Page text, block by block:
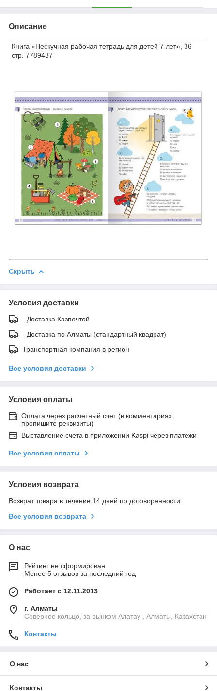
Описание
Книга «Нескучная рабочая тетрадь для детей 7 лет», 36
стр. 7789437
Скрыть
Условия доставки
- Доставка Казпочтой
- Доставка по Алматы (стандартный квадрат)
Транспортная компания в регион
Все условия доставки
Условия оплаты
Оплата через расчетный счет (в комментариях
пропишите реквизиты)
Выставление счета в приложении Kaspi через платежи
Все условия оплаты
Условия возврата
Возврат товара в течение 14 дней по договоренности
Все условия возврата
О нас
Рейтинг не сформирован
Менее 5 отзывов за последний год
Работает с 12.11.2013
г. Алматы
Северное кольцо, за рынком Алатау , Алматы, Казахстан
Контакты
О нас
Контакты